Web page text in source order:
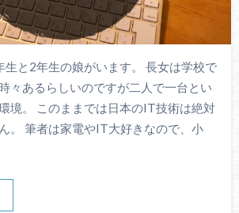
生と2年生の娘がいます。 長女は学校で
々あるらしいのですが二人で一台とい
境。 このままでは日本のIT技術は絶対
。 筆者は家電やIT大好きなので、小